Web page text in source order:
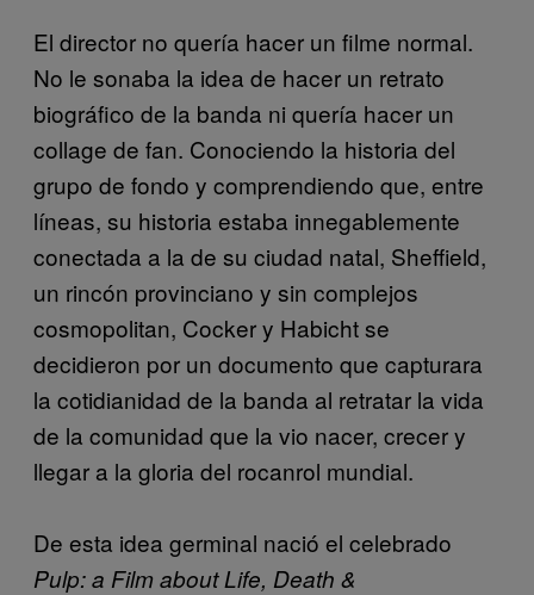
El director no quería hacer un filme normal.
No le sonaba la idea de hacer un retrato
biográfico de la banda ni quería hacer un
collage de fan. Conociendo la historia del
grupo de fondo y comprendiendo que, entre
líneas, su historia estaba innegablemente
conectada a la de su ciudad natal, Sheffield,
un rincón provinciano y sin complejos
cosmopolitan, Cocker y Habicht se
decidieron por un documento que capturara
la cotidianidad de la banda al retratar la vida
de la comunidad que la vio nacer, crecer y
llegar a la gloria del rocanrol mundial.
De esta idea germinal nació el celebrado
Pulp: a Film about Life, Death &